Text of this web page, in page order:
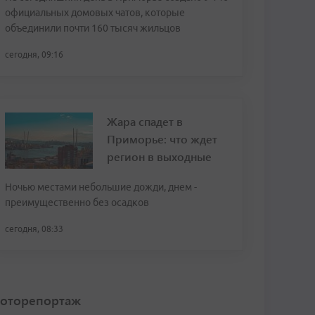
официальных домовых чатов, которые
объединили почти 160 тысяч жильцов
сегодня, 09:16
Жара спадет в
Приморье: что ждет
регион в выходные
Ночью местами небольшие дожди, днем -
преимущественно без осадков
сегодня, 08:33